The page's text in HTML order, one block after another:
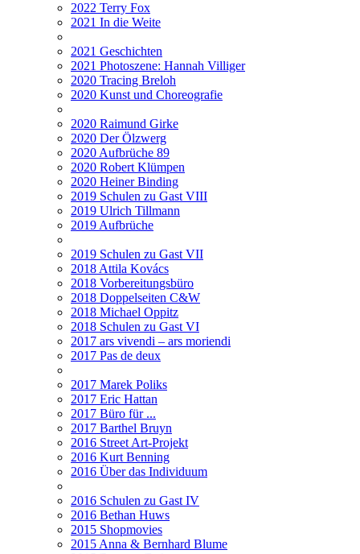
2022 Terry Fox
2021 In die Weite
2021 Geschichten
2021 Photoszene: Hannah Villiger
2020 Tracing Breloh
2020 Kunst und Choreografie
2020 Raimund Girke
2020 Der Ölzwerg
2020 Aufbrüche 89
2020 Robert Klümpen
2020 Heiner Binding
2019 Schulen zu Gast VIII
2019 Ulrich Tillmann
2019 Aufbrüche
2019 Schulen zu Gast VII
2018 Attila Kovács
2018 Vorbereitungsbüro
2018 Doppelseiten C&W
2018 Michael Oppitz
2018 Schulen zu Gast VI
2017 ars vivendi – ars moriendi
2017 Pas de deux
2017 Marek Poliks
2017 Eric Hattan
2017 Büro für ...
2017 Barthel Bruyn
2016 Street Art-Projekt
2016 Kurt Benning
2016 Über das Individuum
2016 Schulen zu Gast IV
2016 Bethan Huws
2015 Shopmovies
2015 Anna & Bernhard Blume